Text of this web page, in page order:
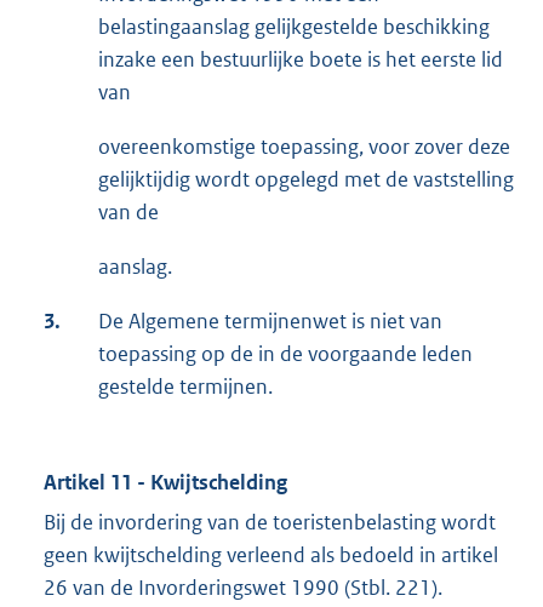
belastingaanslag gelijkgestelde beschikking
inzake een bestuurlijke boete is het eerste lid
van
overeenkomstige toepassing, voor zover deze
gelijktijdig wordt opgelegd met de vaststelling
van de
aanslag.
3.
De Algemene termijnenwet is niet van
toepassing op de in de voorgaande leden
gestelde termijnen.
Artikel 11 - Kwijtschelding
Bij de invordering van de toeristenbelasting wordt
geen kwijtschelding verleend als bedoeld in artikel
26 van de Invorderingswet 1990 (Stbl. 221).